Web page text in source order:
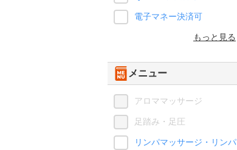
電子マネー決済可
もっと見る
メニュー
アロママッサージ
足踏み・足圧
リンパマッサージ・リンパ